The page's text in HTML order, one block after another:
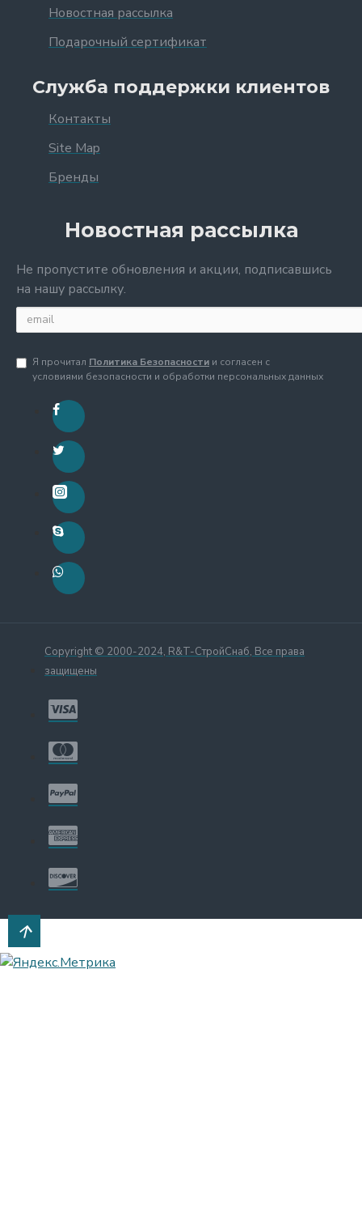
Новостная рассылка
Подарочный сертификат
Служба поддержки клиентов
Контакты
Site Map
Бренды
Новостная рассылка
Не пропустите обновления и акции, подписавшись
на нашу рассылку.
Я прочитал Политика Безопасности и согласен с
условиями безопасности и обработки персональных данных
Copyright © 2000-2024, R&T-СтройСнаб, Все права
защищены